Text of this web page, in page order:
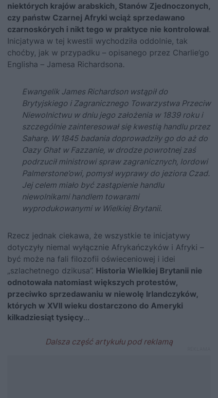
niektórych krajów arabskich, Stanów Zjednoczonych,
czy państw Czarnej Afryki wciąż sprzedawano
czarnoskórych i nikt tego w praktyce nie kontrolował.
Inicjatywa w tej kwestii wychodziła oddolnie, tak
choćby, jak w przypadku – opisanego przez Charlie’go
Englisha – Jamesa Richardsona.
Ewangelik James Richardson wstąpił do
Brytyjskiego i Zagranicznego Towarzystwa Przeciw
Niewolnictwu w dniu jego założenia w 1839 roku i
szczególnie zainteresował się kwestią handlu przez
Saharę. W 1845 badania doprowadziły go do aż do
Oazy Ghat w Fazzanie, w drodze powrotnej zaś
podrzucił ministrowi spraw zagranicznych, lordowi
Palmerstone’owi, pomysł wyprawy do jeziora Czad.
Jej celem miało być zastąpienie handlu
niewolnikami handlem towarami
wyprodukowanymi w Wielkiej Brytanii.
Rzecz jednak ciekawa, że wszystkie te inicjatywy
dotyczyły niemal wyłącznie Afrykańczyków i Afryki –
być może na fali filozofii oświeceniowej i idei
„szlachetnego dzikusa”. Historia Wielkiej Brytanii nie
odnotowała natomiast większych protestów,
przeciwko sprzedawaniu w niewolę Irlandczyków,
których w XVII wieku dostarczono do Ameryki
kilkadziesiąt tysięcy…